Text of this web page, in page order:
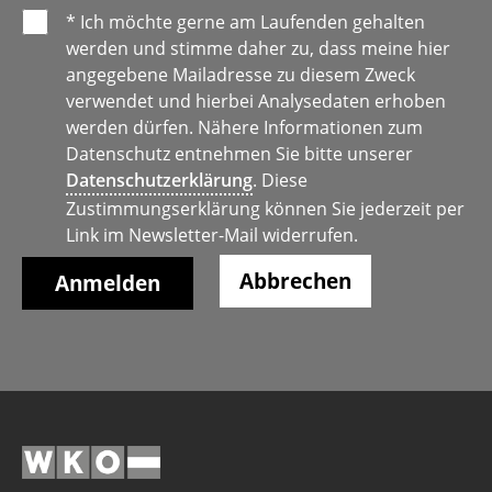
* Ich möchte gerne am Laufenden gehalten
werden und stimme daher zu, dass meine hier
angegebene Mailadresse zu diesem Zweck
verwendet und hierbei Analysedaten erhoben
werden dürfen. Nähere Informationen zum
Datenschutz entnehmen Sie bitte unserer
Datenschutzerklärung. Diese
Zustimmungserklärung können Sie jederzeit per
Link im Newsletter-Mail widerrufen.
Abbrechen